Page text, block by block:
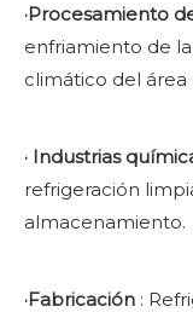
·Procesamiento
enfriamiento de
climático del
· Industrias
refrigeración
almacenamiento.
·Fabricación :